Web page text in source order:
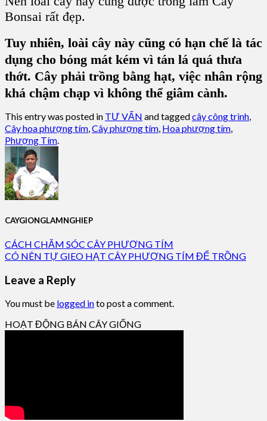
Bonsai rất đẹp.
Tuy nhiên, loài cây này cũng có hạn chế là tác
dụng cho bóng mát kém vì tán lá quá thưa
thớt. Cây phải trồng bằng hạt, việc nhân rộng
khá chậm chạp vì không thể giâm cành.
This entry was posted in TƯ VẤN and taggedcây công trình,
Cây hoa phượng tím,Cây phượng tím, Hoa phượng tím,
Phượng Tím.
CAYGIONGLAMNGHIEP
CÁCH CHĂM SÓC CÂY PHƯỢNG TÍM
CÓ NÊN TỰ GIEO HẠT CÂY PHƯỢNG TÍM ĐỂ TRỒNG
Leave a Reply
You must be logged into post a comment.
HOẠT ĐỘNG BÁN CÂY GIỐNG